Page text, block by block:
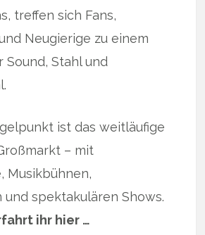
treffen sich Fans,
Neugierige zu einem
Sound, Stahl und
ist das weitläufige
– mit
Musikbühnen,
spektakulären Shows.
ihr hier …